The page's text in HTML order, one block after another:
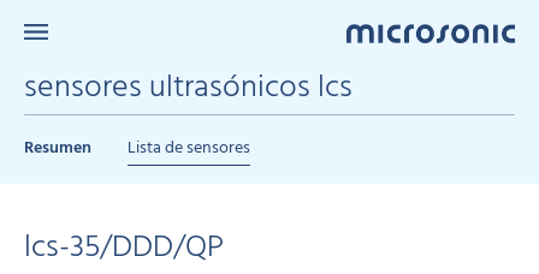
sensores ultrasónicos lcs
Resumen Lista de sensores
lcs-35/DDD/QP